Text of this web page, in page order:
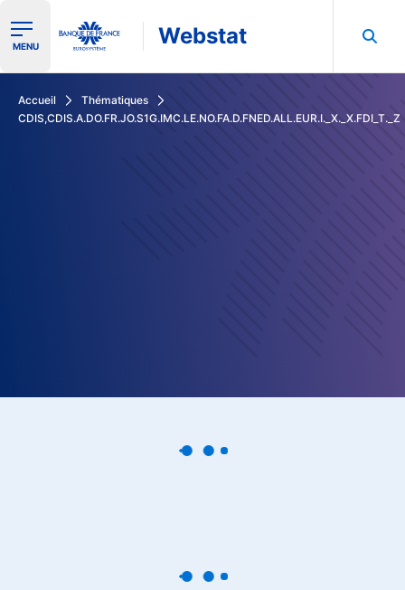
Ouvrir le menu de navigation
MENU Webstat
Accueil
Thématiques
CDIS,CDIS.A.DO.FR.JO.S1G.IMC.LE.NO.FA.D.FNED.ALL.EUR.I._X._X.FDI_T._Z